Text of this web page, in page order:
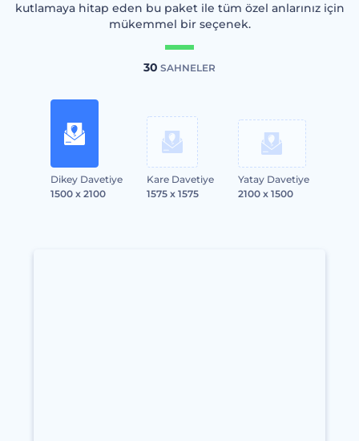
kutlamaya hitap eden bu paket ile tüm özel anlarınız için
mükemmel bir seçenek.
30 SAHNELER
Dikey Davetiye
1500 x 2100
Kare Davetiye
1575 x 1575
Yatay Davetiye
2100 x 1500